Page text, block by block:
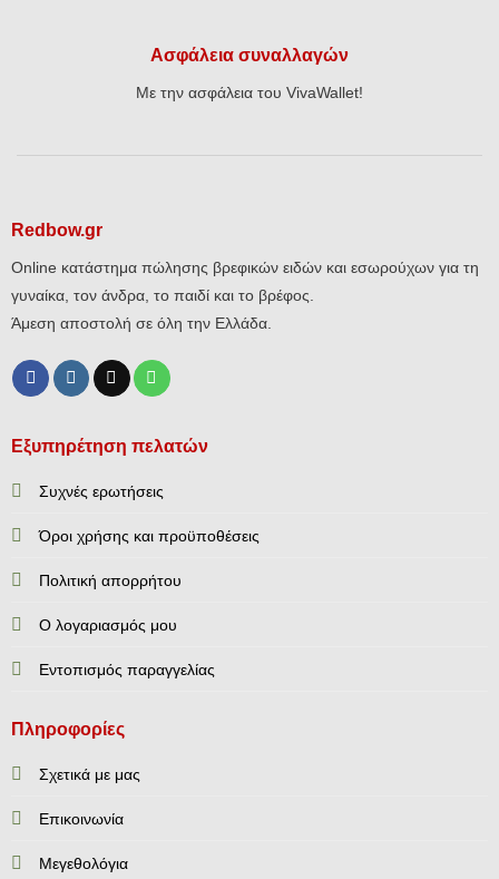
Ασφάλεια συναλλαγών
Με την ασφάλεια του VivaWallet!
Redbow.gr
Online κατάστημα πώλησης βρεφικών ειδών και εσωρούχων για τη
γυναίκα, τον άνδρα, το παιδί και το βρέφος.
Άμεση αποστολή σε όλη την Ελλάδα.
Εξυπηρέτηση πελατών
Συχνές ερωτήσεις
Όροι χρήσης και προϋποθέσεις
Πολιτική απορρήτου
Ο λογαριασμός μου
Εντοπισμός παραγγελίας
Πληροφορίες
Σχετικά με μας
Επικοινωνία
Mεγεθολόγια